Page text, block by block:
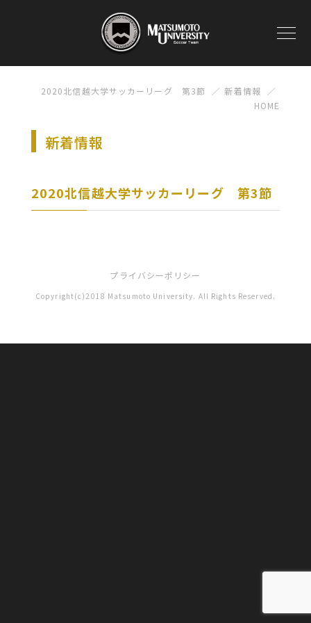
2020北信越大学サッカーリーグ 第3節
新着情報
HOME
新着情報
2020北信越大学サッカーリーグ 第3節
プライバシーポリシー
Copyright(c)2018 Matsumoto University. All Rights Reserved.